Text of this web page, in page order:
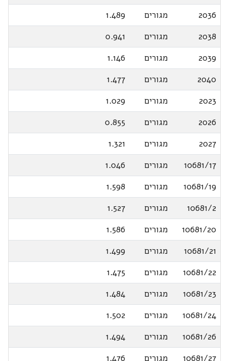
2036 מגורים
1.489
2038
מגורים
0.941
2039
מגורים
1.146
2040
מגורים
1.477
2023
מגורים
1.029
2026
מגורים
0.855
2027
מגורים
1.321
10681/17
מגורים
1.046
10681/19
מגורים
1.598
10681/2
מגורים
1.527
10681/20
מגורים
1.586
10681/21
מגורים
1.499
10681/22
מגורים
1.475
10681/23
מגורים
1.484
10681/24
מגורים
1.502
10681/26
מגורים
1.494
10681/27
מגורים 1.476